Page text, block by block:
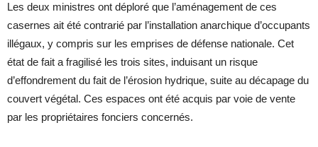
Les deux ministres ont déploré que l’aménagement de ces
casernes ait été contrarié par l’installation anarchique d’occupants
illégaux, y compris sur les emprises de défense nationale. Cet
état de fait a fragilisé les trois sites, induisant un risque
d’effondrement du fait de l’érosion hydrique, suite au décapage du
couvert végétal. Ces espaces ont été acquis par voie de vente
par les propriétaires fonciers concernés.